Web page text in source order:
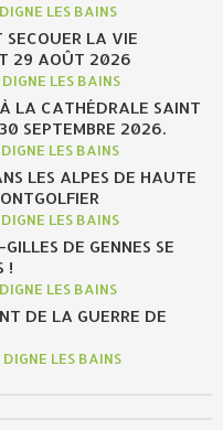
LES BAINS
LA VIE
29 AOÛT 2026
LES BAINS
LA CATHÉDRALE SAINT
SEPTEMBRE 2026.
LES BAINS
LES ALPES DE HAUTE
LES BAINS
DE GENNES SE
!
LES BAINS
DE LA GUERRE DE
LES BAINS